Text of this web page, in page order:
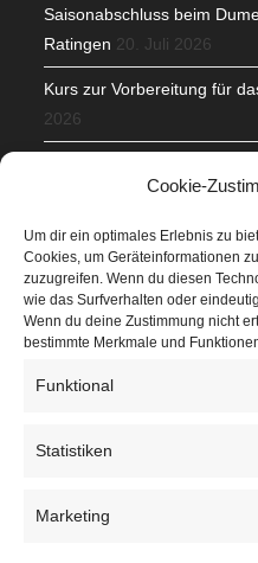
Cookie-
Um dir ein optimales Erlebnis zu
Cookies, um Geräteinformationen
zuzugreifen. Wenn du diesen
wie das Surfverhalten oder
Wenn du deine Zustimmung nicht
bestimmte Merkmale und
Funktional
Statistiken
Marketing
Saisonabschluss beim
Ratingen 20. Juli 2026
Kurs zur Vorbereitung für
2026
Veranstaltungen
Höffner Run
Kindersportfest